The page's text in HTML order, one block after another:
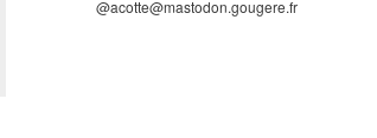
@acotte@mastodon.gougere.fr